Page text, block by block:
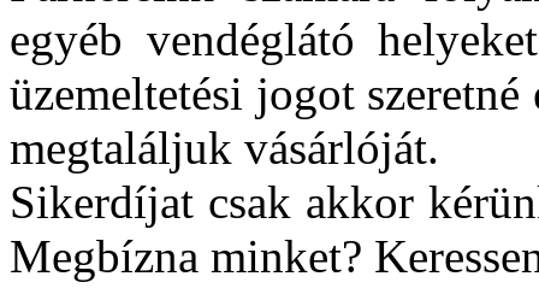
egyéb vendéglátó
üzemeltetési jogot
megtaláljuk vásárlóját.
Sikerdíjat csak akkor
Megbízna minket?